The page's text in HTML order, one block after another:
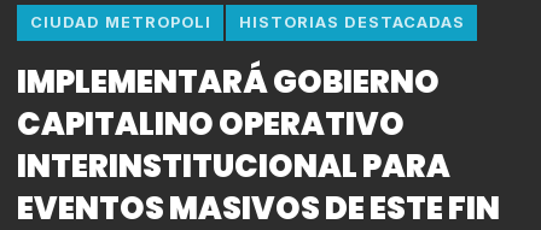
CIUDAD METROPOLI HISTORIAS DESTACADAS
IMPLEMENTARÁ GOBIERNO
CAPITALINO OPERATIVO
INTERINSTITUCIONAL PARA